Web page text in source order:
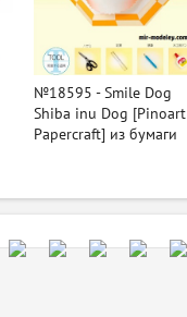
№18595 - Smile Dog
Shiba inu Dog [Pinoart
Papercraft] из бумаги